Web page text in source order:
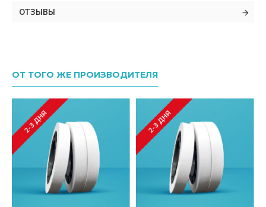
ОТЗЫВЫ
ОТ ТОГО ЖЕ ПРОИЗВОДИТЕЛЯ
2-3 ДНЯ 2-3 ДНЯ